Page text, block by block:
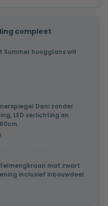
compleet
Summer hoogglans wit
Dani zonder
LED verlichting en
mat zwart
inclusief inbouwdeel